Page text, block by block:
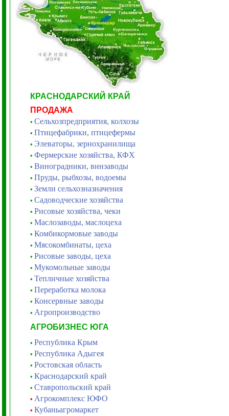
КРАСНОДАРСКИЙ КРАЙ
ПРОДАЖА
• Сельхозпредприятия, колхозы
• Птицефабрики, птицефермы
• Элеваторы, зернохранилища
• Фермерские хозяйства, КФХ
• Виноградники, винзаводы
• Пруды, рыбхозы, водоемы
• Земли сельхозназначения
• Садоводческие хозяйства
• Рисовые хозяйства, чеки
• Маслозаводы, маслоцеха
• Комбикормовые заводы
• Мясокомбинаты, цеха
• Рисовые заводы, цеха
• Мукомольные заводы
• Тепличные хозяйства
• Переработка молока
• Консервные заводы
• Агропроизводство
АГРОБИЗНЕС ЮГА
• Республика Крым
• Республика Адыгея
• Ростовская область
• Краснодарский край
• Ставропольский край
• Агрокомплекс ЮФО
• Кубаньагромаркет